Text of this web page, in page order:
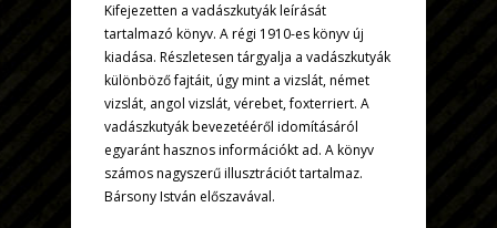
Kifejezetten a vadászkutyák leírását
tartalmazó könyv. A régi 1910-es könyv új
kiadása. Részletesen tárgyalja a vadászkutyák
különböző fajtáit, úgy mint a vizslát, német
vizslát, angol vizslát, vérebet, foxterriert. A
vadászkutyák bevezetééről idomításáról
egyaránt hasznos információkt ad. A könyv
számos nagyszerű illusztrációt tartalmaz.
Bársony István előszavával.